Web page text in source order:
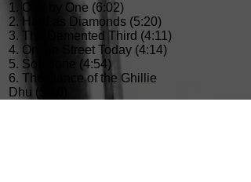
1. One by One (6:02)
2. Hard as Diamonds (5:20)
3. The Demented Third (4:11)
4. On the Street Today (4:14)
5. Someone (4:54)
6. The Dance of the Ghillie
Dhu (5:40)